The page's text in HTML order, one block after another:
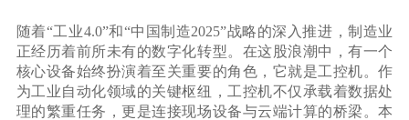
随着“工业4.0”和“中国制造2025”战略的深入推进，制造业
正经历着前所未有的数字化转型。在这股浪潮中，有一个
核心设备始终扮演着至关重要的角色，它就是工控机。作
为工业自动化领域的关键枢纽，工控机不仅承载着数据处
理的繁重任务，更是连接现场设备与云端计算的桥梁。本